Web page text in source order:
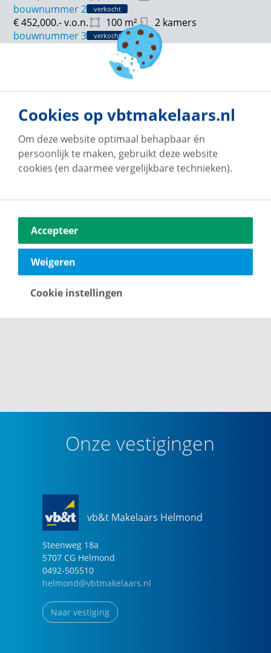
bouwnummer 2
verkocht
100 m² 2 kamers
€ 452,000.-v.o.n.
bouwnummer 3
verkocht
100m² 2 kamers
verkocht
100m²
bouwnummer 6
verkocht
bouwnummer 7
verkocht
Onze vestigingen
vb&t Makelaars Helmond
Steenweg 18a
5707 CG Helmond
0492-505510
helmond@vbtmakelaars.nl
Naar vestiging
Cookies op vbtmakelaars.nl
Om deze website optimaal behapbaar én
persoonlijk te maken, gebruikt deze website
cookies (en daarmee vergelijkbare technieken).
Accepteer
Weigeren
Cookie instellingen